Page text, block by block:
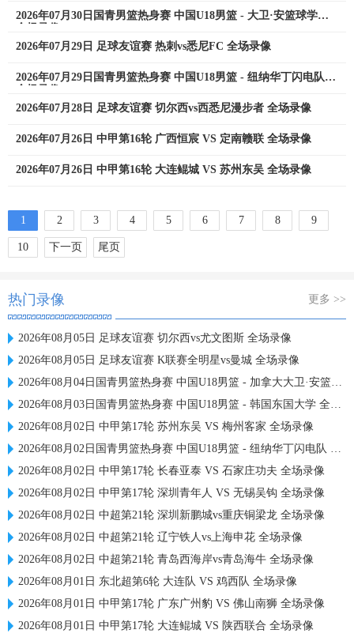
2026年07月30日国青男篮热身赛 中国U18男篮 - 大卫·安篮球学院
2026年07月29日 足球友谊赛 热刺vs悉尼FC 全场录像
2026年07月29日国青男篮热身赛 中国U18男篮 - 纽纳华丁闪电队
2026年07月28日 足球友谊赛 切尔西vs西悉尼漫步者 全场录像
2026年07月26日 中甲第16轮 广西恒宸 VS 定南赣联 全场录像
2026年07月26日 中甲第16轮 大连鲲城 VS 苏州东吴 全场录像
1 2 3 4 5 6 7 8 9
10 下一页 尾页
热门录像 更多 >>
2026年08月05日 足球友谊赛 切尔西vs尤文图斯 全场录像
2026年08月05日 足球友谊赛 K联赛全明星vs曼城 全场录像
2026年08月04日国青男篮热身赛 中国U18男篮 - 加拿大大卫·安篮球学院 全场录像
2026年08月03日国青男篮热身赛 中国U18男篮 - 韩国东国大学 全场录像
2026年08月02日 中甲第17轮 苏州东吴 VS 梅州客家 全场录像
2026年08月02日国青男篮热身赛 中国U18男篮 - 纽纳华丁闪电队 全场录像
2026年08月02日 中甲第17轮 长春亚泰 VS 石家庄功夫 全场录像
2026年08月02日 中甲第17轮 深圳青年人 VS 无锡吴钩 全场录像
2026年08月02日 中超第21轮 深圳新鹏城vs重庆铜梁龙 全场录像
2026年08月02日 中超第21轮 辽宁铁人vs上海申花 全场录像
2026年08月02日 中超第21轮 青岛西海岸vs青岛海牛 全场录像
2026年08月01日 东北超第6轮 大连队 VS 鸡西队 全场录像
2026年08月01日 中甲第17轮 广东广州豹 VS 佛山南狮 全场录像
2026年08月01日 中甲第17轮 大连鲲城 VS 陕西联合 全场录像